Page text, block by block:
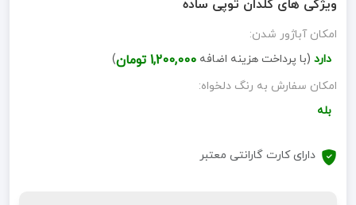
ویژگی های گلدان توپی ساده
امکان آباژور شدن:
دارد (با پرداخت هزینه اضافه 1,200,000 تومان
)
امکان سفارش به رنگ دلخواه:
بله
دارای کارت گارانتی معتبر